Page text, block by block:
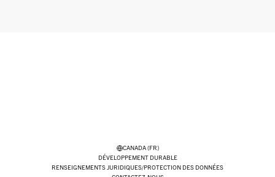
CANADA (FR)
DÉVELOPPEMENT DURABLE
RENSEIGNEMENTS JURIDIQUES/PROTECTION DES DONNÉES